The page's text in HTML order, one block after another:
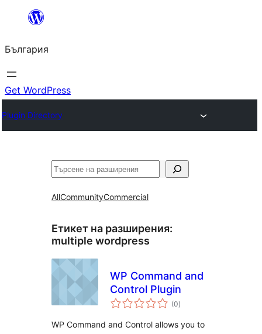
България
Get WordPress
Plugin Directory
Търсене
AllCommunityCommercial
Етикет на разширения:
multiple wordpress
WP Command and
Control Plugin
(0общо
оценки
)
WP Command and Control allows you to